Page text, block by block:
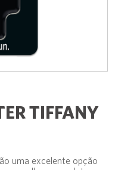
TIFFANY
uma excelente opção